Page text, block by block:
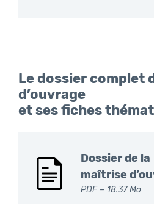
Le dossier complet
d’ouvrage
et ses fiches
Dossier de la
maîtrise
PDF– 18.37 Mo